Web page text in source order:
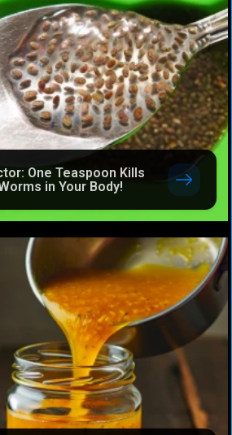
One Teaspoon Kills
in Your Body!